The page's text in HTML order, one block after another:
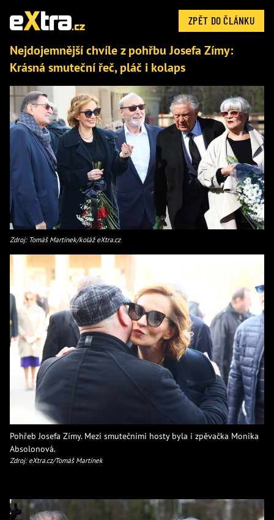
ZPĚT DO ČLÁNKU
Nejdojemnější chvíle z pohřbu Josefa Zímy:
Krásná smuteční řeč, pláč i kolaps
Zdroj: Tomáš Martínek/koláž eXtra.cz
Pohřeb Josefa Zímy. Mezi smutečními hosty byla i zpěvačka Monika
Absolonová.
Zdroj: eXtra.cz/Tomáš Martínek